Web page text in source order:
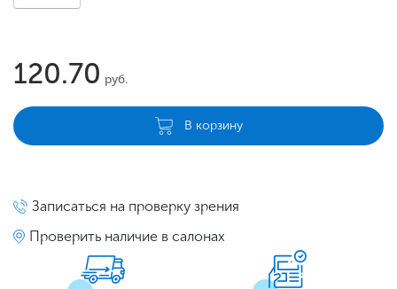
120.70 руб.
В корзину
Записаться на проверку зрения
Проверить наличие в салонах